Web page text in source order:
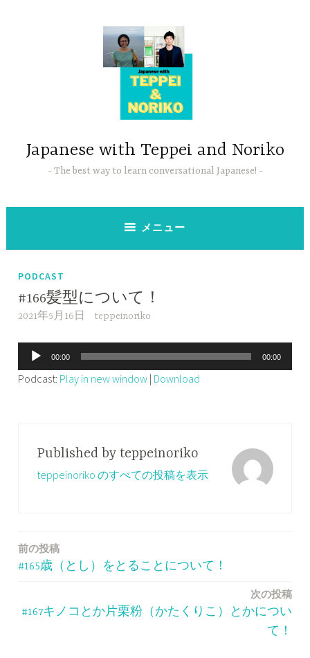
Japanese with Teppei and Noriko
The best way to learn conversational Japanese!
メニュー
PODCAST
#166髪型について！
2021年5月16日 teppeinoriko
声
プ
00:00 00:00
Podcast: Play in new window | Download
Published by teppeinoriko
teppeinoriko のすべての投稿を表示
投
前の投稿
#165歳（とし）をとることについて！
次の投稿
#167キノコとか片栗粉（かたくりこ）とかについ
て！